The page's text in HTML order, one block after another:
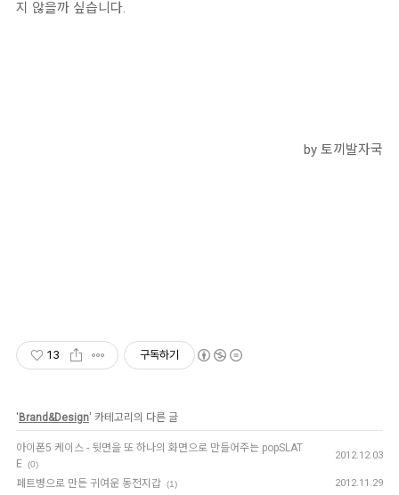
지 않을까 싶습니다.
by 토끼발자국
13 구독하기
'Brand&Design' 카테고리의 다른 글
아이폰5 케이스 - 뒷면을 또 하나의 화면으로 만들어주는 popSLAT
E (0)
2012.12.03
페트병으로 만든 귀여운 동전지갑 (1) 2012.11.29